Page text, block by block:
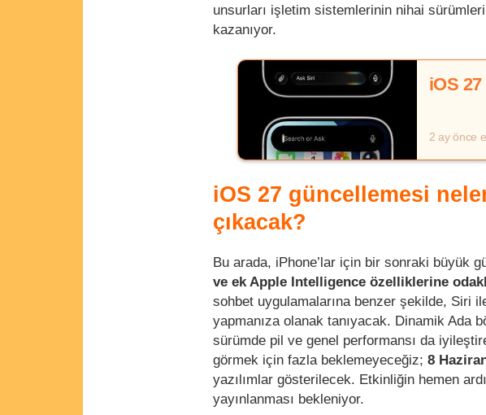
unsurları işletim sistemlerinin nihai
kazanıyor.
iOS
2 ay önce
iOS 27 güncellemesi
çıkacak?
Bu arada, iPhone’lar için bir sonraki büyük
ve ek Apple Intelligence özelliklerine
sohbet uygulamalarına benzer şekilde, Siri
yapmanıza olanak tanıyacak. Dinamik Ada
sürümde pil ve genel performansı da
görmek için fazla beklemeyeceğiz; 8
yazılımlar gösterilecek. Etkinliğin hemen
yayınlanması bekleniyor.